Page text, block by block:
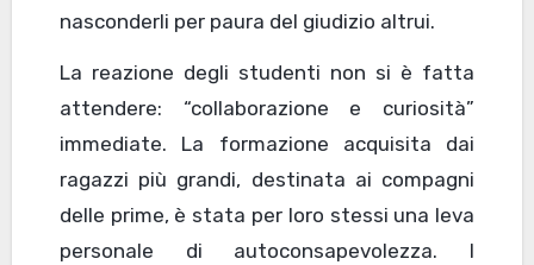
nasconderli per paura del giudizio altrui.
La reazione degli studenti non si è fatta
attendere: “collaborazione e curiosità”
immediate. La formazione acquisita dai
ragazzi più grandi, destinata ai compagni
delle prime, è stata per loro stessi una leva
personale di autoconsapevolezza. I